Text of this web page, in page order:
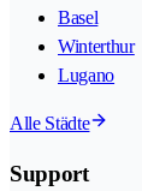
Basel
Winterthur
Lugano
Alle Städte
Support